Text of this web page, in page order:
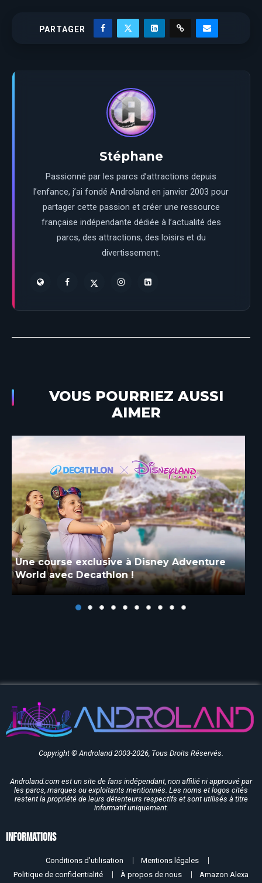
PARTAGER
Stéphane
Passionné par les parcs d’attractions depuis
l’enfance, j’ai fondé Androland en janvier 2003 pour
partager cette passion et créer une ressource
française indépendante dédiée à l’actualité des
parcs, des attractions, des loisirs et du
divertissement.
VOUS POURRIEZ AUSSI
AIMER
Disney Adventure World dévoile les
coulisses de la création du Château
d’Arendelle
Copyright © Androland 2003-2026, Tous Droits Réservés.
Androland.com est un site de fans indépendant, non affilié ni approuvé par
les parcs, marques ou exploitants mentionnés. Les noms et logos cités
restent la propriété de leurs détenteurs respectifs et sont utilisés à titre
informatif uniquement.
Informations
Conditions d’utilisation
Mentions légales
Politique de confidentialité
À propos de nous Amazon Alexa